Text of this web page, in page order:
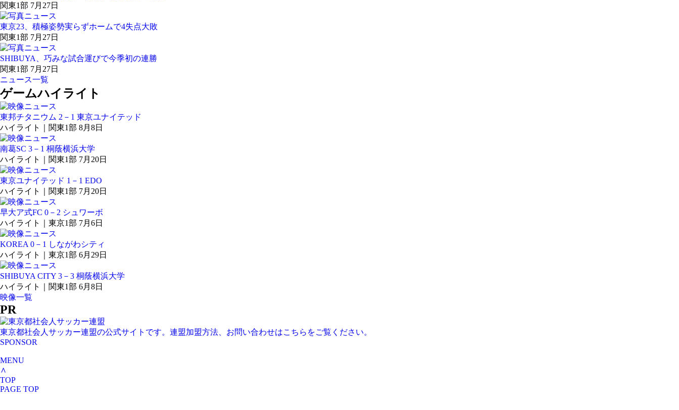
関東1部 7月27日
東京23、積極姿勢実らずホームで4失点大敗
関東1部 7月27日
SHIBUYA、巧みな試合運びで今季初の連勝
関東1部 7月27日
ニュース一覧
ゲームハイライト
東邦チタニウム 2－1 東京ユナイテッド
ハイライト｜関東1部 8月8日
南葛SC 3－1 桐蔭横浜大学
ハイライト｜関東1部 7月20日
東京ユナイテッド 1－1 EDO
ハイライト｜関東1部 7月20日
早大ア式FC 0－2 シュワーボ
ハイライト｜東京1部 7月6日
KOREA 0－1 しながわシティ
ハイライト｜東京1部 6月29日
SHIBUYA CITY 3－3 桐蔭横浜大学
ハイライト｜関東1部 6月8日
映像一覧
PR
東京都社会人サッカー連盟の公式サイトです。連盟加盟方法、お問い合わせはこちらをご覧ください。
SPONSOR
MENU
∧
TOP
PAGE TOP